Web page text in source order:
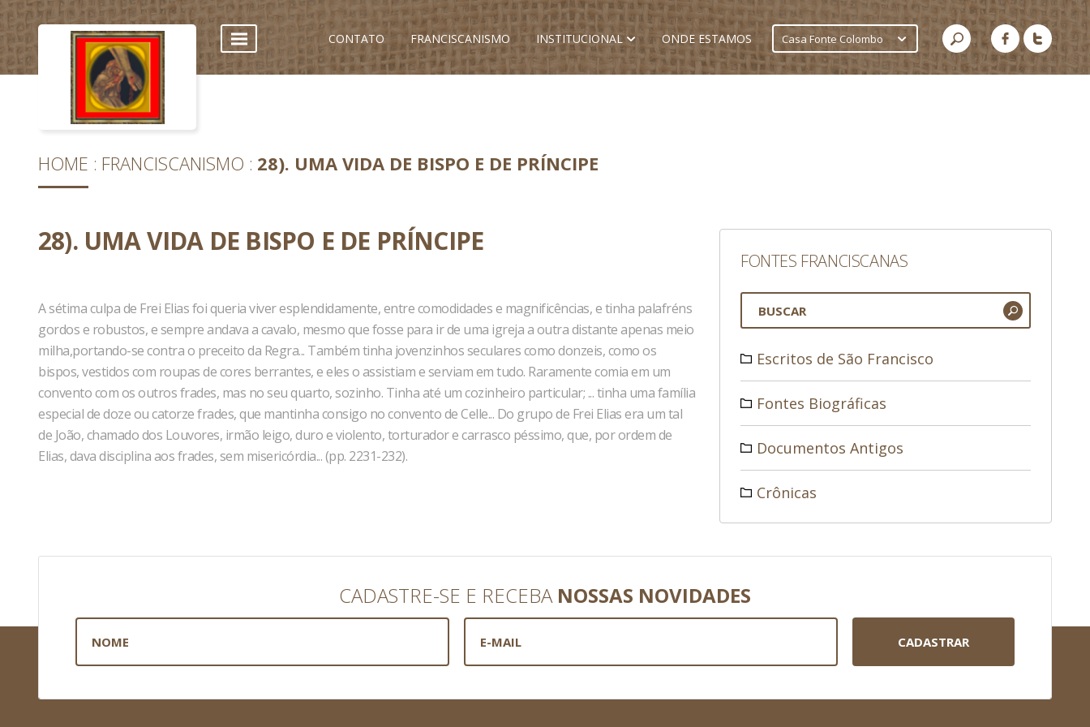
CONTATO FRANCISCANISMO INSTITUCIONAL ONDE ESTAMOS Casa Fonte Colombo
HOME FRANCISCANISMO 28). UMA VIDA DE BISPO E DE PRÍNCIPE
28). UMA VIDA DE BISPO E DE PRÍNCIPE
A sétima culpa de Frei Elias foi queria viver esplendidamente, entre comodidades e magnificências, e tinha palafréns
gordos e robustos, e sempre andava a cavalo, mesmo que fosse para ir de uma igreja a outra distante apenas meio
milha,portando-se contra o preceito da Regra... Também tinha jovenzinhos seculares como donzeis, como os
bispos, vestidos com roupas de cores berrantes, e eles o assistiam e serviam em tudo. Raramente comia em um
convento com os outros frades, mas no seu quarto, sozinho. Tinha até um cozinheiro particular; ... tinha uma família
especial de doze ou catorze frades, que mantinha consigo no convento de Celle... Do grupo de Frei Elias era um tal
de João, chamado dos Louvores, irmão leigo, duro e violento, torturador e carrasco péssimo, que, por ordem de
Elias, dava disciplina aos frades, sem misericórdia... (pp. 2231-232).
FONTES FRANCISCANAS
Escritos de São Francisco
Fontes Biográficas
Documentos Antigos
Crônicas
CADASTRE-SE E RECEBA NOSSAS NOVIDADES
CADASTRAR